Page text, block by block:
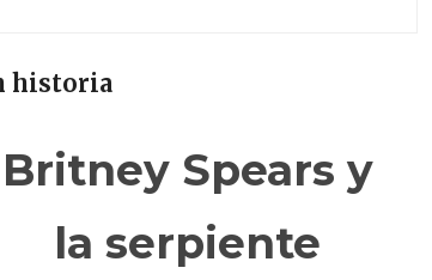
historia
Britney Spears y
la serpiente